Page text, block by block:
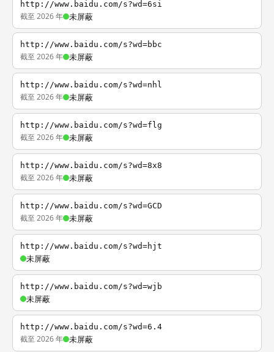
http://www.baidu.com/s?wd=6si
截至 2026 年 未屏蔽
http://www.baidu.com/s?wd=bbc
截至 2026 年 未屏蔽
http://www.baidu.com/s?wd=nhl
截至 2026 年 未屏蔽
http://www.baidu.com/s?wd=flg
截至 2026 年 未屏蔽
http://www.baidu.com/s?wd=8x8
截至 2026 年 未屏蔽
http://www.baidu.com/s?wd=GCD
截至 2026 年 未屏蔽
http://www.baidu.com/s?wd=hjt
未屏蔽
http://www.baidu.com/s?wd=wjb
未屏蔽
http://www.baidu.com/s?wd=6.4
截至 2026 年 未屏蔽